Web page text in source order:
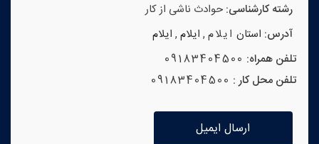
رشته کارشناسی:حوادث ناشی از کار
آدرس: استان ایلام , ایلام , ایلام
تلفن همراه: 09183404500
تلفن محل کار : 09183404500
ارسال ایمیل